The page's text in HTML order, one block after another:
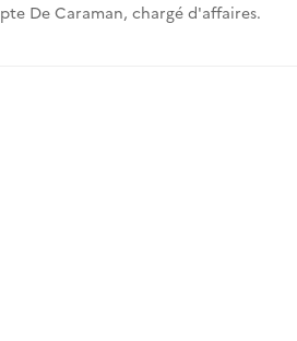
De Caraman, chargé d'affaires.